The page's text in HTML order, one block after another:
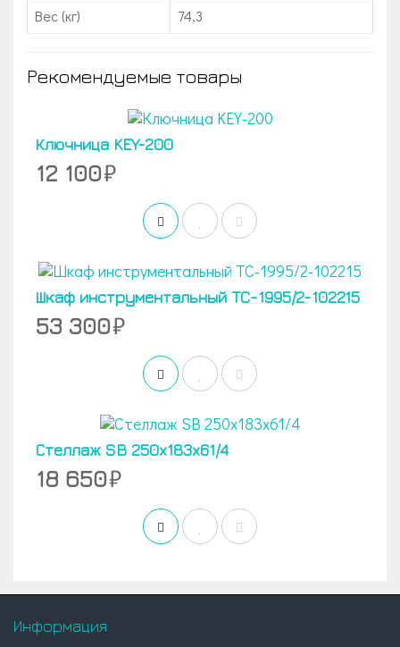
Вес (кг)
74,3
Рекомендуемые товары
Ключница KEY-200
12 100
Шкаф инструментальный TC-1995/2-102215
53 300
Стеллаж SB 250x183x61/4
18 650
Информация